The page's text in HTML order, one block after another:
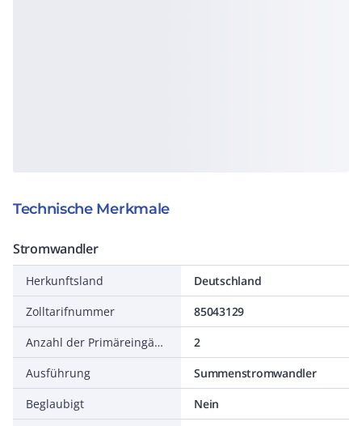
Technische Merkmale
Stromwandler
Herkunftsland
Deutschland
Zolltarifnummer
85043129
Anzahl der Primäreingänge
2
Ausführung
Summenstromwandler
Beglaubigt
Nein